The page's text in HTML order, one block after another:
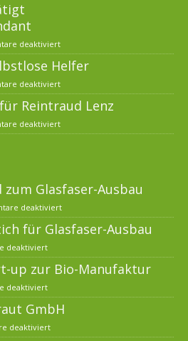
deaktiviert
Helfer
deaktiviert
Reintraud Lenz
deaktiviert
Glasfaser-Ausbau
deaktiviert
für Glasfaser-Ausbau
deaktiviert
up zur Bio-Manufaktur
deaktiviert
GmbH
deaktiviert